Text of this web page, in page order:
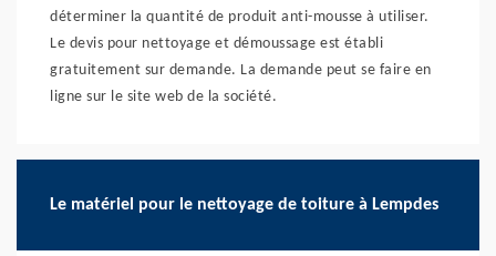
déterminer la quantité de produit anti-mousse à utiliser.
Le devis pour nettoyage et démoussage est établi
gratuitement sur demande. La demande peut se faire en
ligne sur le site web de la société.
Le matériel pour le nettoyage de toiture à Lempdes